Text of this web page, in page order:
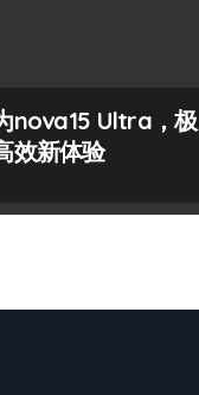
nova15 Ultra，极
效新体验